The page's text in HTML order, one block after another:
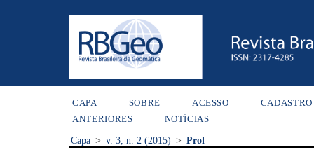
CAPA SOBRE ACESSO
CADASTRO
ANTERIORES
NOTÍCIAS
Capa > v. 3, n. 2 (2015) > Prol